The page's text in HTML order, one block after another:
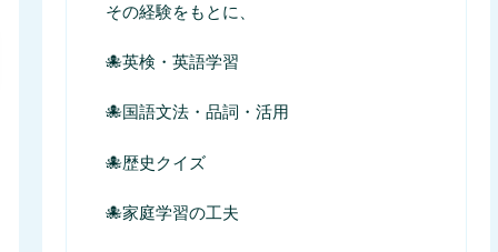
その経験をもとに、
🐙英検・英語学習
🐙国語文法・品詞・活用
🐙歴史クイズ
🐙家庭学習の工夫